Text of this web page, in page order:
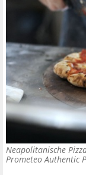
Neapolitanische
Prometeo Authentic